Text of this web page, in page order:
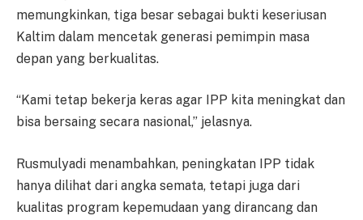
memungkinkan, tiga besar sebagai bukti keseriusan
Kaltim dalam mencetak generasi pemimpin masa
depan yang berkualitas.
“Kami tetap bekerja keras agar IPP kita meningkat dan
bisa bersaing secara nasional,” jelasnya.
Rusmulyadi menambahkan, peningkatan IPP tidak
hanya dilihat dari angka semata, tetapi juga dari
kualitas program kepemudaan yang dirancang dan